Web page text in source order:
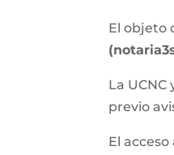
El objeto
La
previo
El